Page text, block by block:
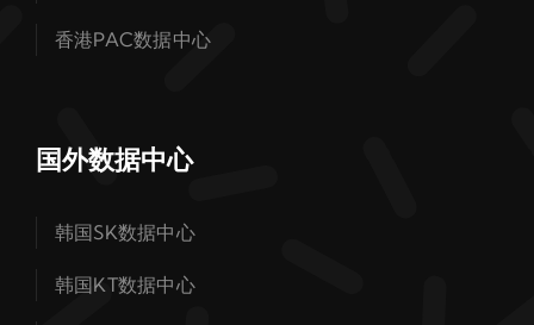
香港PAC数据中心
国外数据中心
韩国SK数据中心
韩国KT数据中心